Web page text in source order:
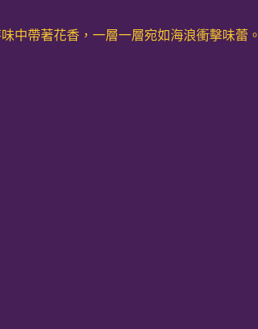
中帶著花香，一層一層宛如海浪衝擊味蕾。